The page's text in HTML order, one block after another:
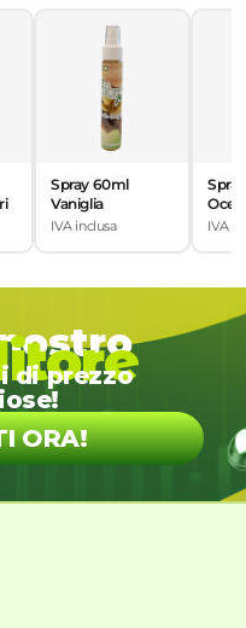
Spray 60ml
Vaniglia
IVA inclusa IVA
di prezzo
ORA!